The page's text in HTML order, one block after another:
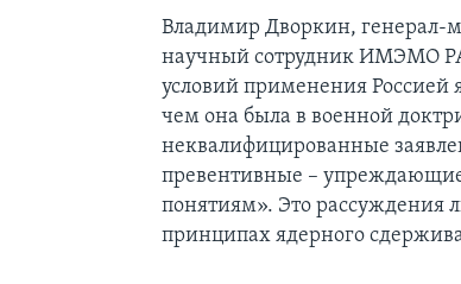
Владимир Дворкин, генерал-
научный сотрудник ИМЭМО
условий применения Россией
чем она была в военной
неквалифицированные
превентивные – упреждающие
понятиям». Это рассуждения
принципах ядерного